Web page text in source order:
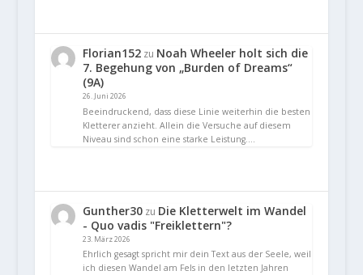
Florian152zu Noah Wheeler holt sich die
7. Begehung von „Burden of Dreams“
(9A)
26. Juni 2026
Beeindruckend, dass diese Linie weiterhin die besten
Kletterer anzieht. Allein die Versuche auf diesem
Niveau sind schon eine starke Leistung.…
Gunther30zu Die Kletterwelt im Wandel
- Quo vadis "Freiklettern"?
23. März 2026
Ehrlich gesagt spricht mir dein Text aus der Seele, weil
ich diesen Wandel am Fels in den letzten Jahren